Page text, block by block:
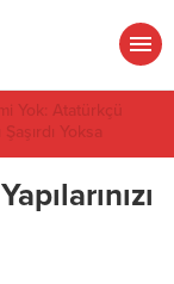
Yok: Atatürkçü
Yoksa